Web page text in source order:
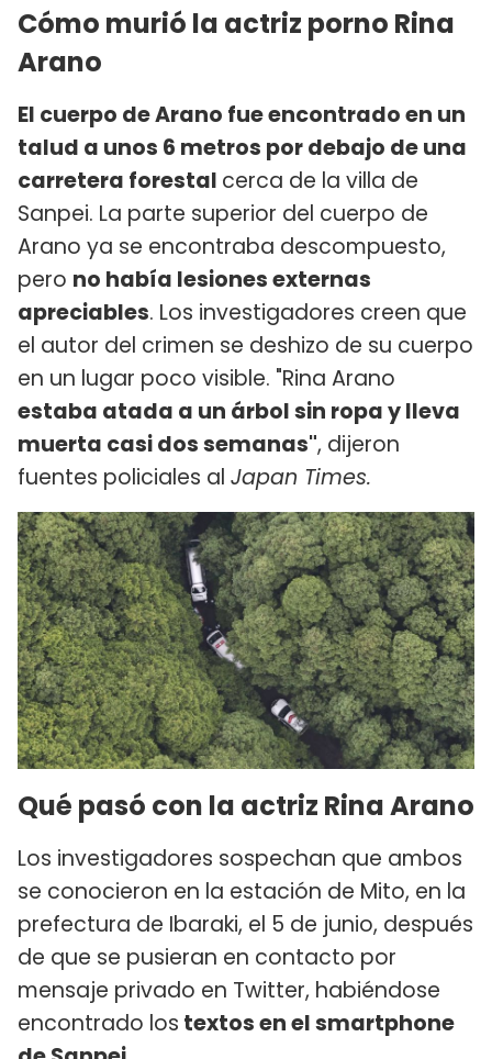
Cómo murió la actriz porno Rina
Arano
El cuerpo de Arano fue encontrado en un
talud a unos 6 metros por debajo de una
carretera forestal cerca de la villa de
Sanpei. La parte superior del cuerpo de
Arano ya se encontraba descompuesto,
pero no había lesiones externas
apreciables. Los investigadores creen que
el autor del crimen se deshizo de su cuerpo
en un lugar poco visible. "Rina Arano
estaba atada a un árbol sin ropa y lleva
muerta casi dos semanas", dijeron
fuentes policiales al Japan Times.
Qué pasó con la actriz Rina Arano
Los investigadores sospechan que ambos
se conocieron en la estación de Mito, en la
prefectura de Ibaraki, el 5 de junio, después
de que se pusieran en contacto por
mensaje privado en Twitter, habiéndose
encontrado los textos en el smartphone